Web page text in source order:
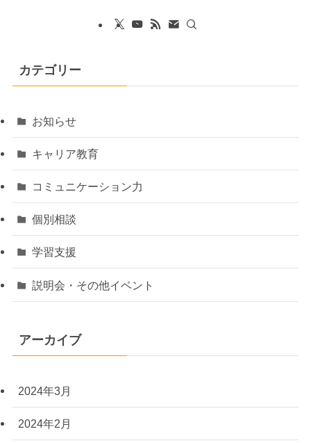
カテゴリー
お知らせ
キャリア教育
コミュニケーション力
個別相談
学習支援
説明会・その他イベント
アーカイブ
2024年3月
2024年2月